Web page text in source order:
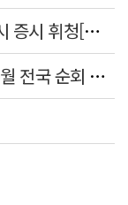
다시 커지는 엔캐리 청산 우려…재현 시 증시 휘청[매일뭐니머니]
"밸류업 공시 747사 돌파"…거래소, 9월 전국 순회 설명회 연다